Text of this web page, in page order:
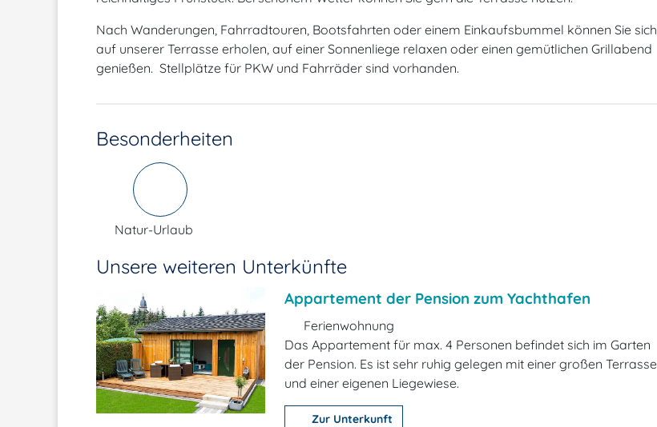
Nach Wanderungen, Fahrradtouren, Bootsfahrten oder einem Einkaufsbummel können Sie sich
auf unserer Terrasse erholen, auf einer Sonnenliege relaxen oder einen gemütlichen Grillabend
genießen. Stellplätze für PKW und Fahrräder sind vorhanden.
Besonderheiten
Natur-Urlaub
Unsere weiteren Unterkünfte
Appartement der Pension zum Yachthafen
Ferienwohnung
Das Appartement für max. 4 Personen befindet sich im Garten
der Pension. Es ist sehr ruhig gelegen mit einer großen Terrasse
und einer eigenen Liegewiese.
Zur Unterkunft